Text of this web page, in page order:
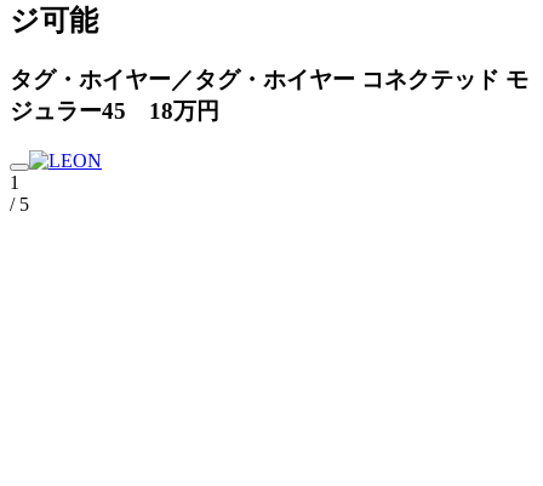
ジ可能
タグ・ホイヤー／タグ・ホイヤー コネクテッド モ
ジュラー45 18万円
1
/ 5